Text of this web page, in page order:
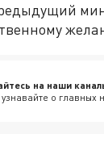
на наши
о главных